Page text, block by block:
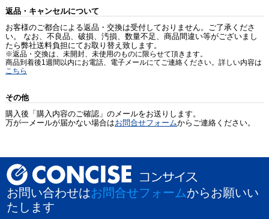
返品・キャンセルについて
お客様のご都合による返品・交換は受付しておりません。ご了承くださ
い。 なお、不良品、破損、汚損、数量不足、商品間違い等がございまし
たら弊社送料負担にてお取り替え致します。
※返品・交換は、未開封、未使用のものに限らせて頂きます。
商品到着後1週間以内にお電話、電子メールにてご連絡ください。詳しい内容は
こちら
その他
購入後「購入内容のご確認」のメールをお送りします。
万が一メールが届かない場合はお問合せフォームからご連絡ください。
お問い合わせはお問合せフォームからお願いい
たします